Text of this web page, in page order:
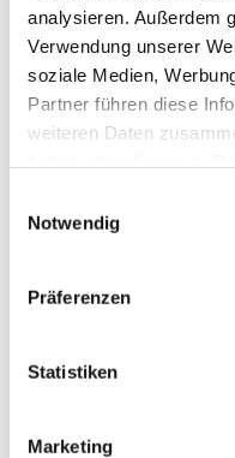
analysieren. Außerdem
Verwendung unserer
soziale Medien,
Partner führen diese
weiteren Daten
Notwendig
Präferenzen
Statistiken
Marketing
Dies